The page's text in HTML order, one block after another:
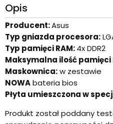
Opis
Producent:Asus
Typ gniazda procesora:
Typ pamięci RAM:4x DDR2
Maksymalna ilość pamięci
Maskownica:w zestawie
NOWAbateria bios
Płyta umieszczona w
Produkt został poddany